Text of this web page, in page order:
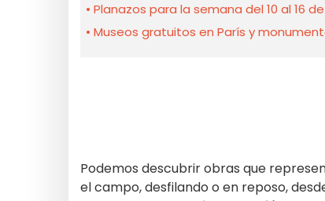
Planazos para la semana del 10 al 16
Museos gratuitos en París y
Podemos descubrir obras que
el campo, desfilando o en reposo,